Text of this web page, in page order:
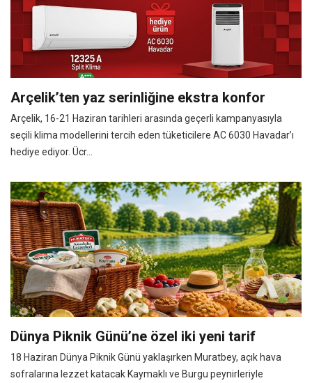
Arçelik’ten yaz serinliğine ekstra konfor
Arçelik, 16-21 Haziran tarihleri arasında geçerli kampanyasıyla
seçili klima modellerini tercih eden tüketicilere AC 6030 Havadar’ı
hediye ediyor. Ücr...
Dünya Piknik Günü’ne özel iki yeni tarif
18 Haziran Dünya Piknik Günü yaklaşırken Muratbey, açık hava
sofralarına lezzet katacak Kaymaklı ve Burgu peynirleriyle